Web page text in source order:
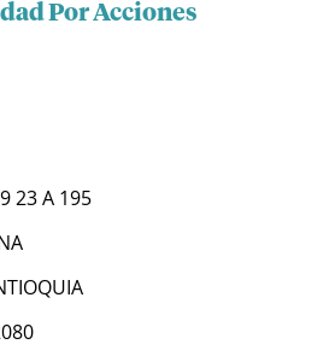
Por Acciones
23 A 195